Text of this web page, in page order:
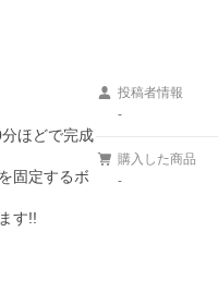
ほどで完成
固定するボ
す!!
投稿者情報
-
購入した商品
-